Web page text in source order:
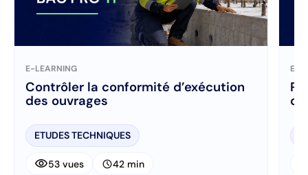
E-LEARNING
Contrôler la conformité d’exécution
des ouvrages
ETUDES TECHNIQUES
visibility53 vues schedule42 min
E-